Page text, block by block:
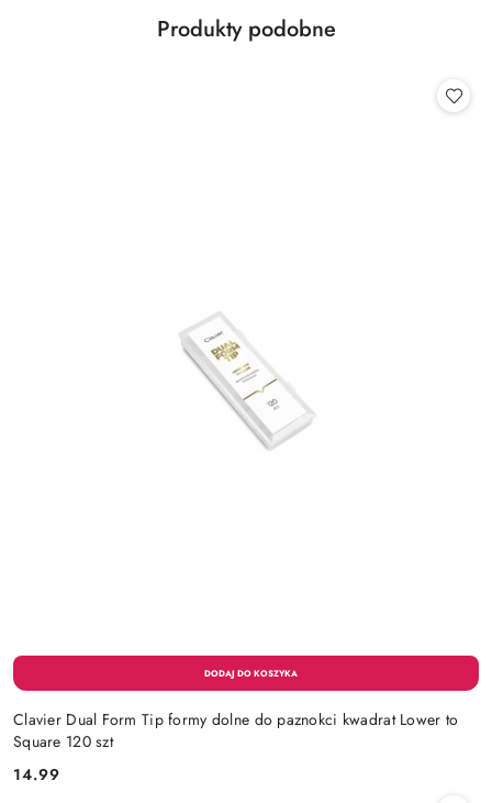
Pomiń karuzelę produktów
Produkty
Produkty podobne
Clavier Dual Form Tip formy dolne do paznokci kwadrat Lower to
Square 120 szt
Cena:
14.99